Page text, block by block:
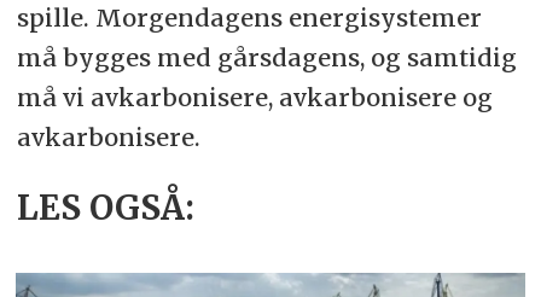
spille. Morgendagens energisystemer
må bygges med gårsdagens, og samtidig
må vi avkarbonisere, avkarbonisere og
avkarbonisere.
LES OGSÅ: